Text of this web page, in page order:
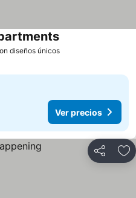
diseños únicos
Ver precios
Compartir